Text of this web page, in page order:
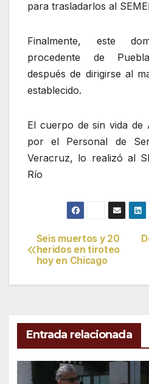
para trasladarlos al
Finalmente, este
procedente de
después de dirigirse al
establecido.
El cuerpo de sin vida de
por el Personal de
Veracruz, lo realizó al
Río
Navegación
de
Seis muertos y 20
heridos en tiroteo
hoy en Chicago
Entrada relacionada